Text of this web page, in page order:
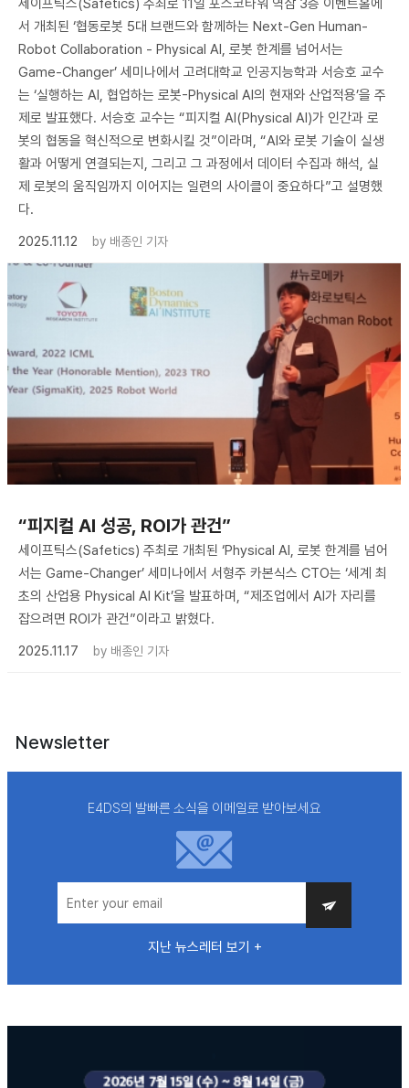
세이프틱스(Safetics) 주최로 11일 포스코타워 역삼 3층 이벤트홀에
서 개최된 ‘협동로봇 5대 브랜드와 함께하는 Next-Gen Human-
Robot Collaboration - Physical AI, 로봇 한계를 넘어서는
Game-Changer’ 세미나에서 고려대학교 인공지능학과 서승호 교수
는 ‘실행하는 AI, 협업하는 로봇-Physical AI의 현재와 산업적용’을 주
제로 발표했다. 서승호 교수는 “피지컬 AI(Physical AI)가 인간과 로
봇의 협동을 혁신적으로 변화시킬 것”이라며, “AI와 로봇 기술이 실생
활과 어떻게 연결되는지, 그리고 그 과정에서 데이터 수집과 해석, 실
제 로봇의 움직임까지 이어지는 일련의 사이클이 중요하다”고 설명했
다.
2025.11.12
by 배종인 기자
“피지컬 AI 성공, ROI가 관건”
세이프틱스(Safetics) 주최로 개최된 ‘Physical AI, 로봇 한계를 넘어
서는 Game-Changer’ 세미나에서 서형주 카본식스 CTO는 ‘세계 최
초의 산업용 Physical AI Kit’을 발표하며, “제조업에서 AI가 자리를
잡으려면 ROI가 관건”이라고 밝혔다.
2025.11.17
by 배종인 기자
Newsletter
E4DS의 발빠른 소식을 이메일로 받아보세요
지난 뉴스레터 보기 +